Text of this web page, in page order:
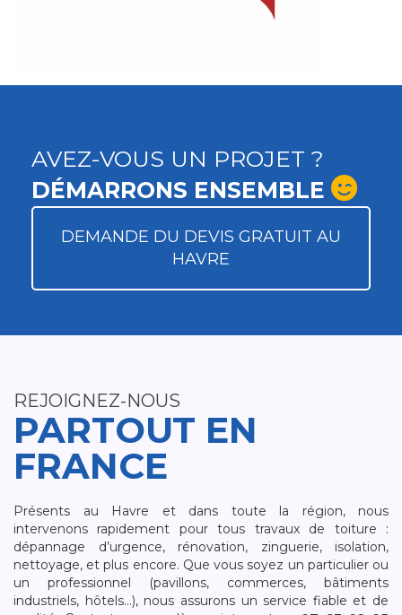
AVEZ-VOUS UN PROJET ?
DÉMARRONS ENSEMBLE
DEMANDE DU DEVIS GRATUIT AU
HAVRE
REJOIGNEZ-NOUS
PARTOUT EN
FRANCE
Présents au Havre et dans toute la région, nous
intervenons rapidement pour tous travaux de toiture :
dépannage d’urgence, rénovation, zinguerie, isolation,
nettoyage, et plus encore. Que vous soyez un particulier ou
un professionnel (pavillons, commerces, bâtiments
industriels, hôtels…), nous assurons un service fiable et de